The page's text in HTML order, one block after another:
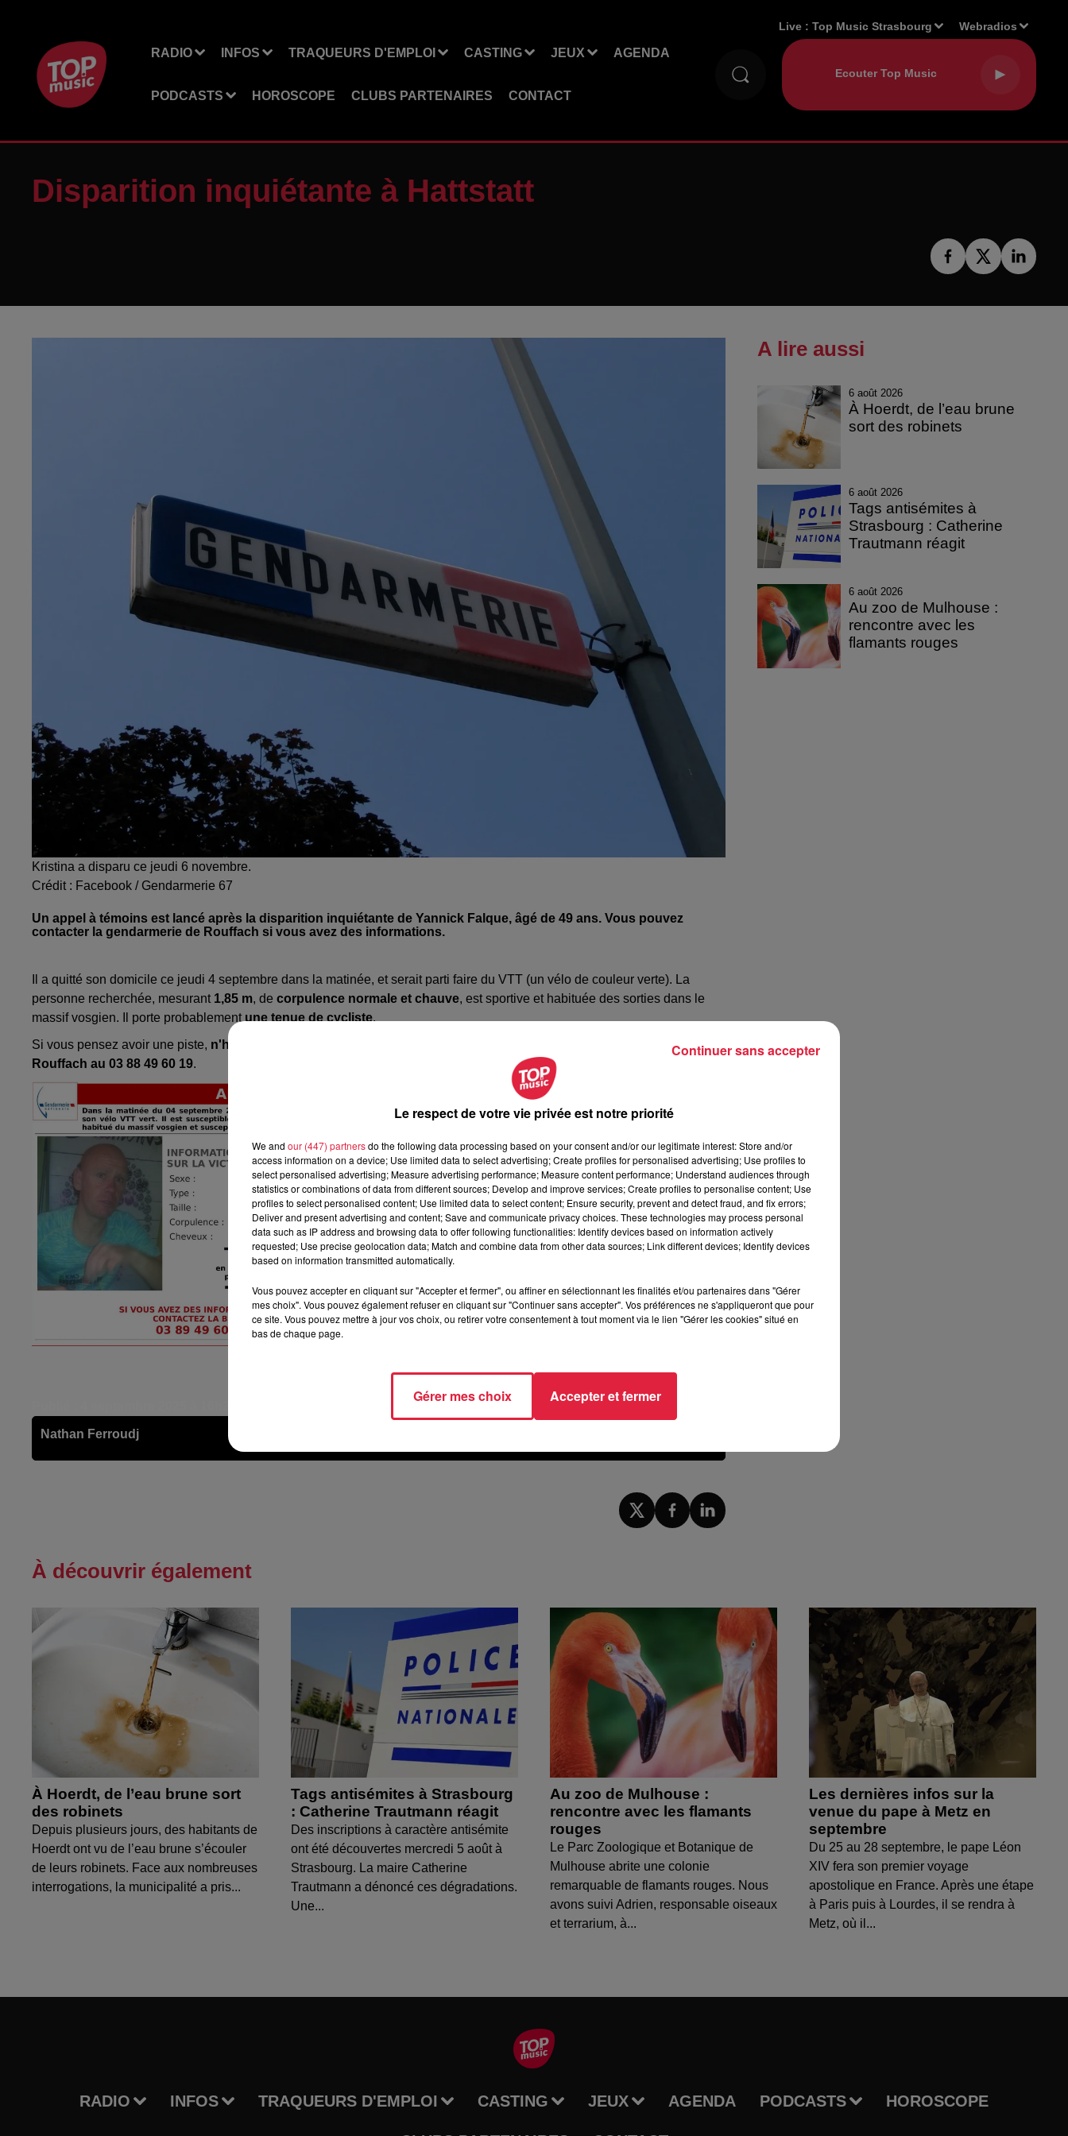
RADIO INFOS TRAQUEURS D'EMPLOI CASTING JEUX AGENDA
PODCASTS HOROSCOPE CLUBS PARTENAIRES CONTACT
Live :Top Music Strasbourg Webradios
Disparition inquiétante à Hattstatt
Kristina a disparu ce jeudi 6 novembre.
Crédit : Facebook / Gendarmerie 67
Un appel à témoins est lancé après la disparition inquiétante de Yannick Falque, âgé de 49 ans. Vous pouvez
contacter la gendarmerie de Rouffach si vous avez des informations.
Il a quitté son domicile ce jeudi 4 septembre dans la matinée, et serait parti faire du VTT (un vélo de couleur verte). La
personne recherchée, mesurant 1,85 m, de corpulence normale et chauve, est sportive et habituée des sorties dans le
massif vosgien. Il porte probablement une tenue de cycliste.
Si vous pensez avoir une piste, n'hésitez pas à contacter la gendarmerie, soit au 17, soit directement l'antenne de
Rouffach au 03 88 49 60 19.
Nathan Ferroudj
A lire aussi
6 août 2026
À Hoerdt, de l’eau brune
sort des robinets
6 août 2026
Tags antisémites à
Strasbourg : Catherine
Trautmann réagit
6 août 2026
Au zoo de Mulhouse :
rencontre avec les
flamants rouges
À découvrir également
À Hoerdt, de l’eau brune sort
des robinets
Depuis plusieurs jours, des habitants de
Hoerdt ont vu de l’eau brune s’écouler
de leurs robinets. Face aux nombreuses
interrogations, la municipalité a pris...
Tags antisémites à Strasbourg
: Catherine Trautmann réagit
Des inscriptions à caractère antisémite
ont été découvertes mercredi 5 août à
Strasbourg. La maire Catherine
Trautmann a dénoncé ces dégradations.
Une...
Au zoo de Mulhouse :
rencontre avec les flamants
rouges
Le Parc Zoologique et Botanique de
Mulhouse abrite une colonie
remarquable de flamants rouges. Nous
avons suivi Adrien, responsable oiseaux
et terrarium, à...
Les dernières infos sur la
venue du pape à Metz en
septembre
Du 25 au 28 septembre, le pape Léon
XIV fera son premier voyage
apostolique en France. Après une étape
à Paris puis à Lourdes, il se rendra à
Metz, où il...
RADIO INFOS TRAQUEURS D'EMPLOI CASTING JEUX AGENDA PODCASTS HOROSCOPE
Le respect de votre vie privée est notre priorité
We and our (447) partnersdo the following data processing based on your consent and/or our legitimate interest: Store and/or
access information on a device; Use limited data to select advertising; Create profiles for personalised advertising; Use profiles to
select personalised advertising; Measure advertising performance; Measure content performance; Understand audiences through
statistics or combinations of data from different sources; Develop and improve services; Create profiles to personalise content; Use
profiles to select personalised content; Use limited data to select content; Ensure security, prevent and detect fraud, and fix errors;
Deliver and present advertising and content; Save and communicate privacy choices. These technologies may process personal
data such as IP address and browsing data to offer following functionalities: Identify devices based on information actively
requested; Use precise geolocation data; Match and combine data from other data sources; Link different devices; Identify devices
based on information transmitted automatically.
Vous pouvez accepter en cliquant sur "Accepter et fermer", ou affiner en sélectionnant les finalités et/ou partenaires dans "Gérer
mes choix". Vous pouvez également refuser en cliquant sur "Continuer sans accepter". Vos préférences ne s'appliqueront que pour
ce site. Vous pouvez mettre à jour vos choix, ou retirer votre consentement à tout moment via le lien "Gérer les cookies" situé en
bas de chaque page.
Gérer mes choix Accepter et fermer
Continuer sans accepter